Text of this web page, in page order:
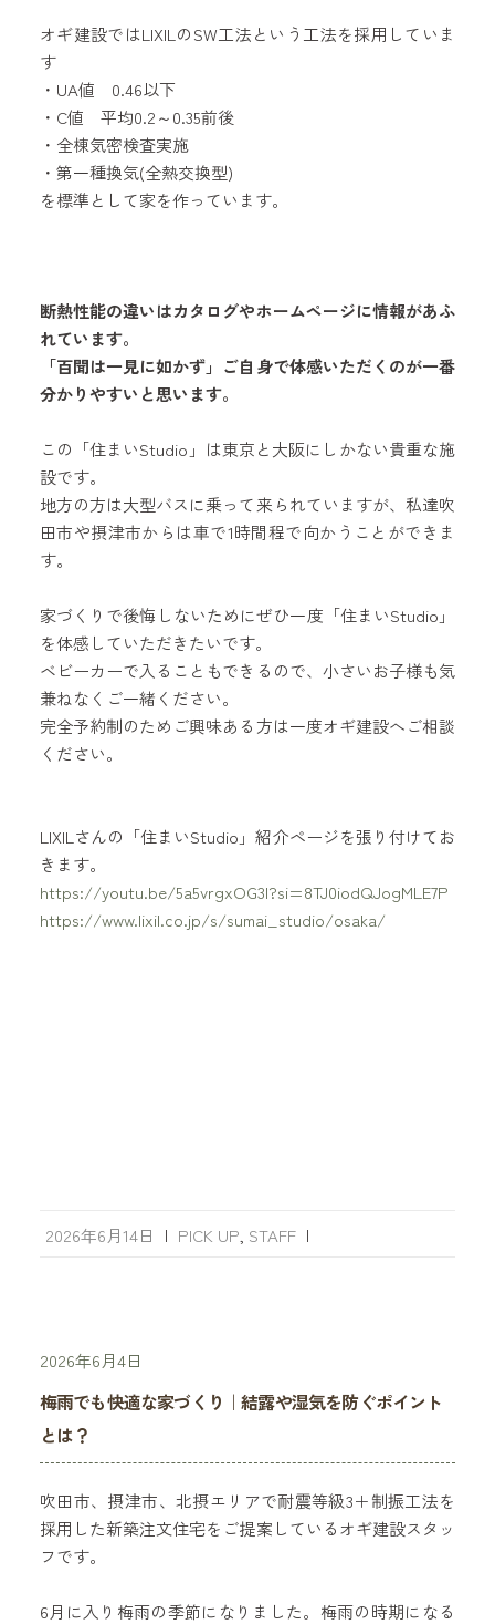
オギ建設ではLIXILのSW工法という工法を採用していま
す
・UA値 0.46以下
・C値 平均0.2～0.35前後
・全棟気密検査実施
・第一種換気(全熱交換型)
を標準として家を作っています。
断熱性能の違いはカタログやホームページに情報があふ
れています。
「百聞は一見に如かず」ご自身で体感いただくのが一番
分かりやすいと思います。
この「住まいStudio」は東京と大阪にしかない貴重な施
設です。
地方の方は大型バスに乗って来られていますが、私達吹
田市や摂津市からは車で1時間程で向かうことができま
す。
家づくりで後悔しないためにぜひ一度「住まいStudio」
を体感していただきたいです。
ベビーカーで入ることもできるので、小さいお子様も気
兼ねなくご一緒ください。
完全予約制のためご興味ある方は一度オギ建設へご相談
ください。
LIXILさんの「住まいStudio」紹介ページを張り付けてお
きます。
https://youtu.be/5a5vrgxOG3I?si=8TJ0iodQJogMLE7P
https://www.lixil.co.jp/s/sumai_studio/osaka/
2026年6月14日 | PICK UP STAFF |
2026年6月4日
梅雨でも快適な家づくり｜結露や湿気を防ぐポイント
とは？
吹田市、摂津市、北摂エリアで耐震等級3＋制振工法を
採用した新築注文住宅をご提案しているオギ建設スタッ
フです。
6月に入り梅雨の季節になりました。梅雨の時期になる